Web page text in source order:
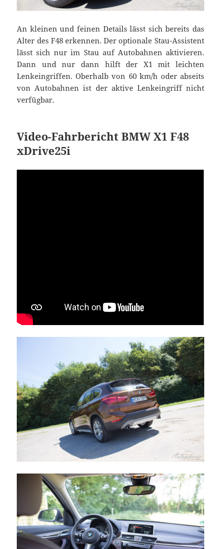
An kleinen und feinen Details lässt sich bereits das
Alter des F48 erkennen. Der optionale Stau-Assistent
lässt sich nur im Stau auf Autobahnen aktivieren.
Dann und nur dann hilft der X1 mit leichten
Lenkeingriffen. Oberhalb von 60 km/h oder abseits
von Autobahnen ist der aktive Lenkeingriff nicht
verfügbar.
Video-Fahrbericht BMW X1 F48
xDrive25i